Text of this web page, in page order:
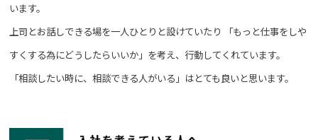
います。
上司とお話しできる場を一人ひとりと設けていたり
「もっと仕事をしや
すくする為にどうしたらいいか」を考え、行動してくれています。
「相談したい時に、相談できる人がいる」はとても良いと思います。